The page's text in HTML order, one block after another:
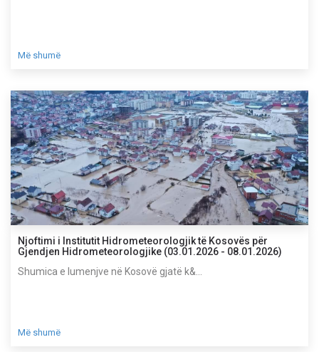
Më shumë
Njoftimi i Institutit Hidrometeorologjik të Kosovës për
Gjendjen Hidrometeorologjike (03.01.2026 - 08.01.2026)
Shumica e lumenjve në Kosovë gjatë k&...
Më shumë